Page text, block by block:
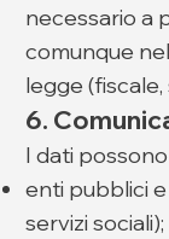
necessario a
comunque
legge
6.
I dati
enti pubblici e
servizi sociali);